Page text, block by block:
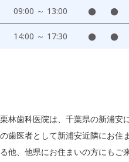
09:00 ～ 13:00 ● ●
14:00 ～ 17:30 ● ●
栗林歯科医院は、千葉県の新浦安
の歯医者として新浦安近隣にお住
る他、他県にお住まいの方にもご